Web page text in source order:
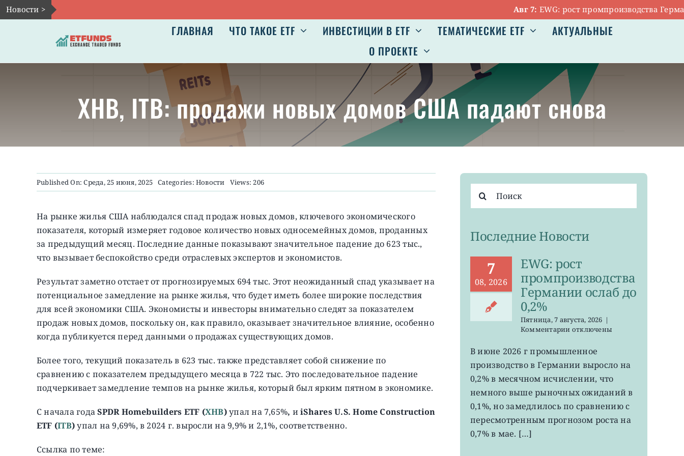
Skip
to
Новости > Авг 7:EWG: рост промпроизводства Германии
ГЛАВНАЯ ЧТО ТАКОЕ ETF ИНВЕСТИЦИИ В ETF ТЕМАТИЧЕСКИЕ ETF
АКТУАЛЬНЫЕ
О ПРОЕКТЕ
XHB, ITB: продажи новых домов США падают снова
Published On: Среда, 25 июня, 2025 Categories:Новости Views: 206
На рынке жилья США наблюдался спад продаж новых домов, ключевого экономического
показателя, который измеряет годовое количество новых односемейных домов, проданных
за предыдущий месяц. Последние данные показывают значительное падение до 623 тыс.,
что вызывает беспокойство среди отраслевых экспертов и экономистов.
Результат заметно отстает от прогнозируемых 694 тыс. Этот неожиданный спад указывает на
потенциальное замедление на рынке жилья, что будет иметь более широкие последствия
для всей экономики США. Экономисты и инвесторы внимательно следят за показателем
продаж новых домов, поскольку он, как правило, оказывает значительное влияние, особенно
когда публикуется перед данными о продажах существующих домов.
Более того, текущий показатель в 623 тыс. также представляет собой снижение по
сравнению с показателем предыдущего месяца в 722 тыс. Это последовательное падение
подчеркивает замедление темпов на рынке жилья, который был ярким пятном в экономике.
С начала годаSPDR Homebuilders ETF (XHB)упал на 7,65%, иiShares U.S. Home Construction
ETF (ITB)упал на 9,69%, в 2024 г. выросли на 9,9% и 2,1%, соответственно.
Ссылка по теме:
поиска:
Последние Новости
7
08, 2026
EWG: рост
промпроизводства
Германии ослаб до
0,2%
Пятница, 7 августа, 2026 |
Комментариик
EWG:
рост
промпроизводства
Германии
до
0,2%
отключены
В июне 2026 г промышленное
производство в Германии выросло на
0,2% в месячном исчислении, что
немного выше рыночных ожиданий в
0,1%, но замедлилось по сравнению с
пересмотренным прогнозом роста на
0,7% в мае. […]